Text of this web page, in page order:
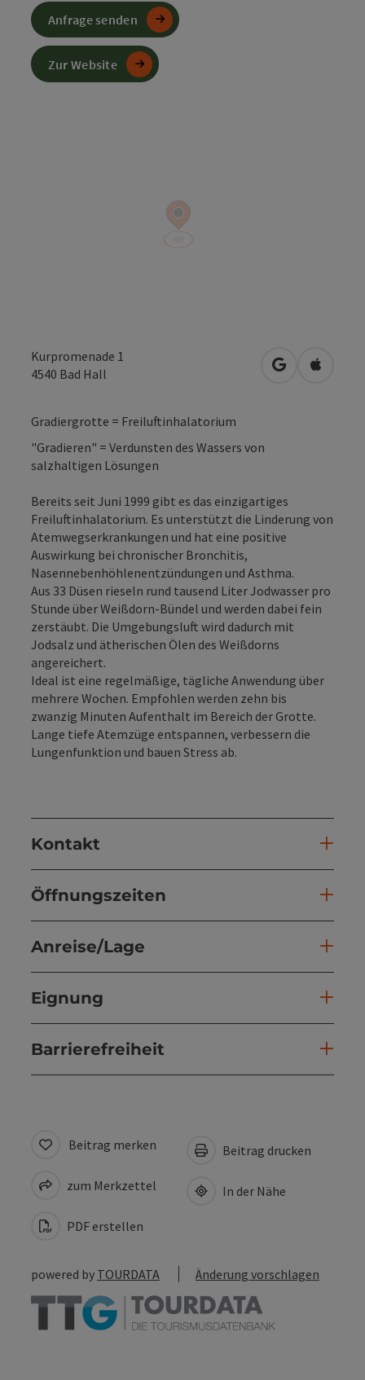
Kurpromenade 1
4540 Bad Hall in Google
in
Gradiergrotte = Freiluftinhalatorium
"Gradieren" = Verdunsten des Wassers von
salzhaltigen Lösungen
Bereits seit Juni 1999 gibt es das einzigartiges
Freiluftinhalatorium. Es unterstützt die Linderung von
Atemwegserkrankungen und hat eine positive
Auswirkung bei chronischer Bronchitis,
Nasennebenhöhlenentzündungen und Asthma.
Aus 33 Düsen rieseln rund tausend Liter Jodwasser pro
Stunde über Weißdorn-Bündel und werden dabei fein
zerstäubt. Die Umgebungsluft wird dadurch mit
Jodsalz und ätherischen Ölen des Weißdorns
angereichert.
Ideal ist eine regelmäßige, tägliche Anwendung über
mehrere Wochen. Empfohlen werden zehn bis
zwanzig Minuten Aufenthalt im Bereich der Grotte.
Lange tiefe Atemzüge entspannen, verbessern die
Lungenfunktion und bauen Stress ab.
Kontakt
Öffnungszeiten
Anreise/Lage
Eignung
Barrierefreiheit
Anfrage senden
Zur Website
Beitrag merken
zum Merkzettel
PDF erstellen
Beitrag drucken
In der Nähe
powered by TOURDATA Änderung vorschlagen